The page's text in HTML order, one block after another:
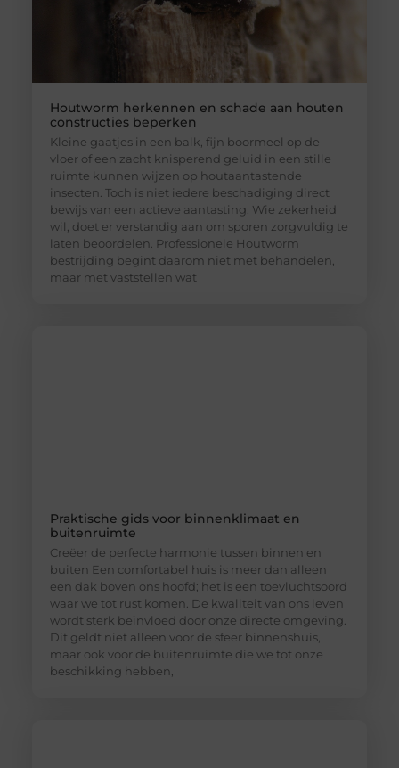
Houtworm herkennen en schade aan houten
constructies beperken
Kleine gaatjes in een balk, fijn boormeel op de
vloer of een zacht knisperend geluid in een stille
ruimte kunnen wijzen op houtaantastende
insecten. Toch is niet iedere beschadiging direct
bewijs van een actieve aantasting. Wie zekerheid
wil, doet er verstandig aan om sporen zorgvuldig te
laten beoordelen. Professionele Houtworm
bestrijding begint daarom niet met behandelen,
maar met vaststellen wat
Praktische gids voor binnenklimaat en
buitenruimte
Creëer de perfecte harmonie tussen binnen en
buiten Een comfortabel huis is meer dan alleen
een dak boven ons hoofd; het is een toevluchtsoord
waar we tot rust komen. De kwaliteit van ons leven
wordt sterk beïnvloed door onze directe omgeving.
Dit geldt niet alleen voor de sfeer binnenshuis,
maar ook voor de buitenruimte die we tot onze
beschikking hebben,